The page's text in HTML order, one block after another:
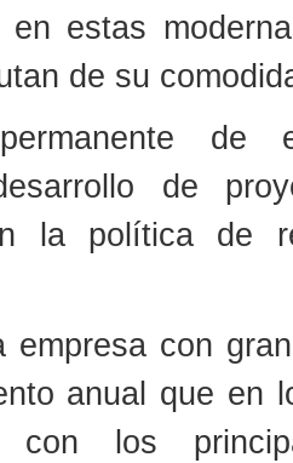
en estas
de su
de
la política de
empresa con
anual que en
con los